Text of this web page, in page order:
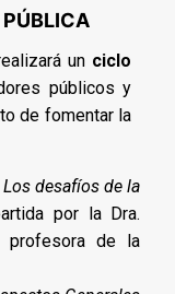
PÚBLICA
un ciclo
públicos y
de fomentar la
Los desafíos de la
por la Dra.
profesora de la